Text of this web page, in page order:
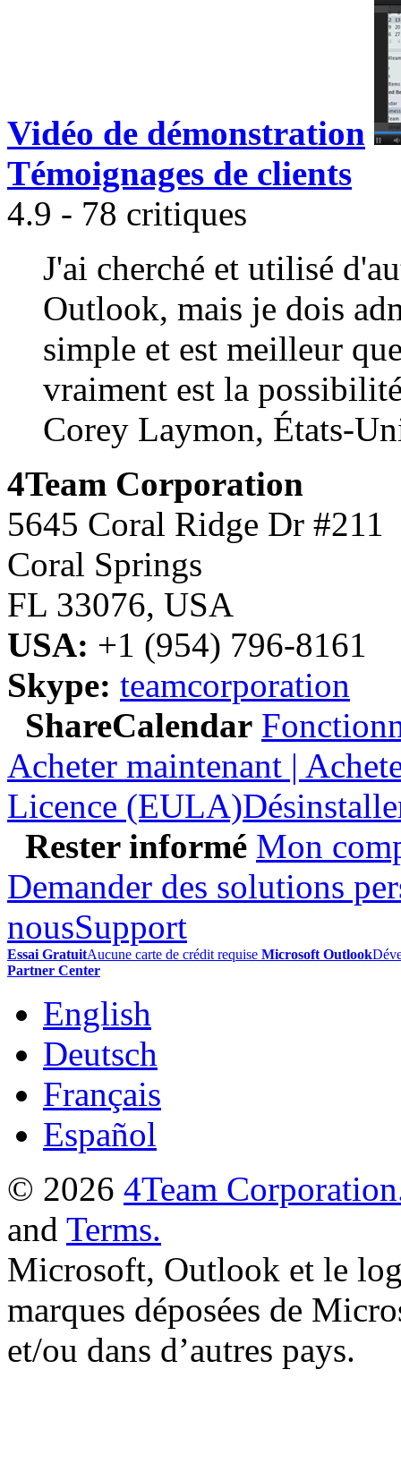
Vidéo de démonstration
Témoignages de clients
4.9 - 78 critiques
J'ai cherché et utilisé
Outlook, mais je dois
simple et est meilleur
vraiment est la
Corey Laymon, États-
4Team Corporation
5645 Coral Ridge Dr #211
Coral Springs
FL 33076, USA
USA: +1 (954) 796-8161
Skype: teamcorporation
ShareCalendar
Acheter maintenant |
Licence (EULA)
Rester informé Mon
Demander des solutions
nousSupport
Essai GratuitAucune carte de crédit requise Microsoft Outlook
Partner Center
English
Deutsch
Français
Español
© 2026 4Team
and Terms.
Microsoft, Outlook et le
marques déposées de
et/ou dans d’autres pays.